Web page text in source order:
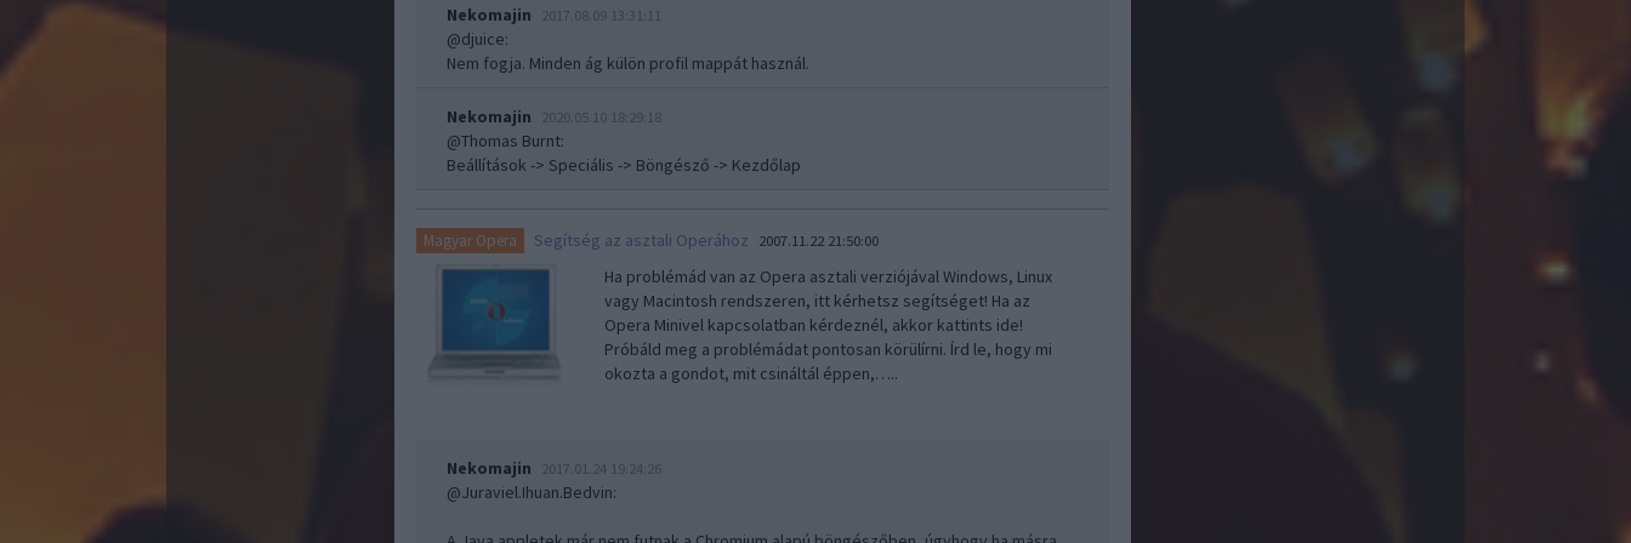
Nekomajin 2017.08.09 13:31:11
@djuice:
Nem fogja. Minden ág külön profil mappát használ.
Nekomajin 2020.05.10 18:29:18
@Thomas Burnt:
Beállítások -> Speciális -> Böngésző -> Kezdőlap
Magyar Opera Segítség az asztali Operához 2007.11.22 21:50:00
Ha problémád van az Opera asztali verziójával Windows, Linux
vagy Macintosh rendszeren, itt kérhetsz segítséget! Ha az
Opera Minivel kapcsolatban kérdeznél, akkor kattints ide!
Próbáld meg a problémádat pontosan körülírni. Írd le, hogy mi
okozta a gondot, mit csináltál éppen,…..
Nekomajin 2017.01.24 19:24:26
@Juraviel.Ihuan.Bedvin: